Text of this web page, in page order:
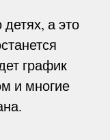
а это
график
и многие